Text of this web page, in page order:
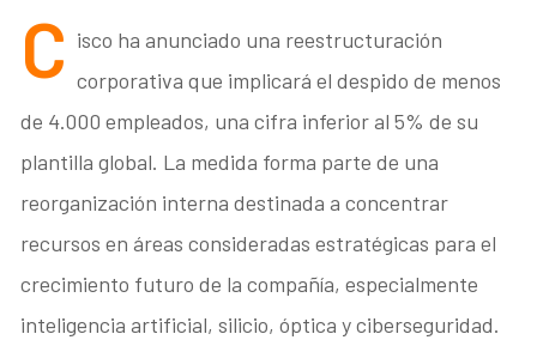
C isco ha anunciado una reestructuración
corporativa que implicará el despido de menos
de 4.000 empleados, una cifra inferior al 5% de su
plantilla global. La medida forma parte de una
reorganización interna destinada a concentrar
recursos en áreas consideradas estratégicas para el
crecimiento futuro de la compañía, especialmente
inteligencia artificial, silicio, óptica y ciberseguridad.